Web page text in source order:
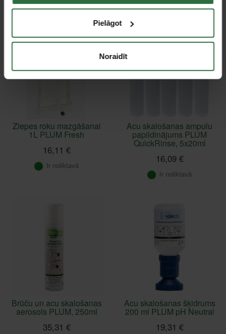
Pielāgot
Noraidīt
Ziepes roku mazgāšanai
1L PLUM Fresh
16,11 €
Ir noliktavā
Acu skalošanas ampulu
papildinājums PLUM
QuickRinse, 5x20ml
16,09 €
Ir noliktavā
Brūču un acu skalošanas
aerosols PLUM, 250ml
35,31 €
Acu skalošanas šķidrums
200 ml PLUM pH Neutral
19,31 €